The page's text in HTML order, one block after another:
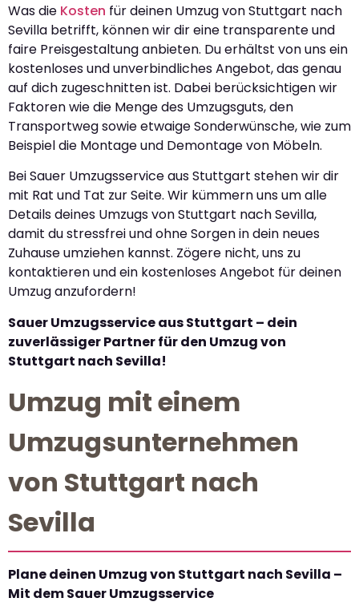
Was die Kosten für deinen Umzug von Stuttgart nach
Sevilla betrifft, können wir dir eine transparente und
faire Preisgestaltung anbieten. Du erhältst von uns ein
kostenloses und unverbindliches Angebot, das genau
auf dich zugeschnitten ist. Dabei berücksichtigen wir
Faktoren wie die Menge des Umzugsguts, den
Transportweg sowie etwaige Sonderwünsche, wie zum
Beispiel die Montage und Demontage von Möbeln.
Bei Sauer Umzugsservice aus Stuttgart stehen wir dir
mit Rat und Tat zur Seite. Wir kümmern uns um alle
Details deines Umzugs von Stuttgart nach Sevilla,
damit du stressfrei und ohne Sorgen in dein neues
Zuhause umziehen kannst. Zögere nicht, uns zu
kontaktieren und ein kostenloses Angebot für deinen
Umzug anzufordern!
Sauer Umzugsservice aus Stuttgart – dein
zuverlässiger Partner für den Umzug von
Stuttgart nach Sevilla!
Umzug mit einem
Umzugsunternehmen
von Stuttgart nach
Sevilla
Plane deinen Umzug von Stuttgart nach Sevilla –
Mit dem Sauer Umzugsservice